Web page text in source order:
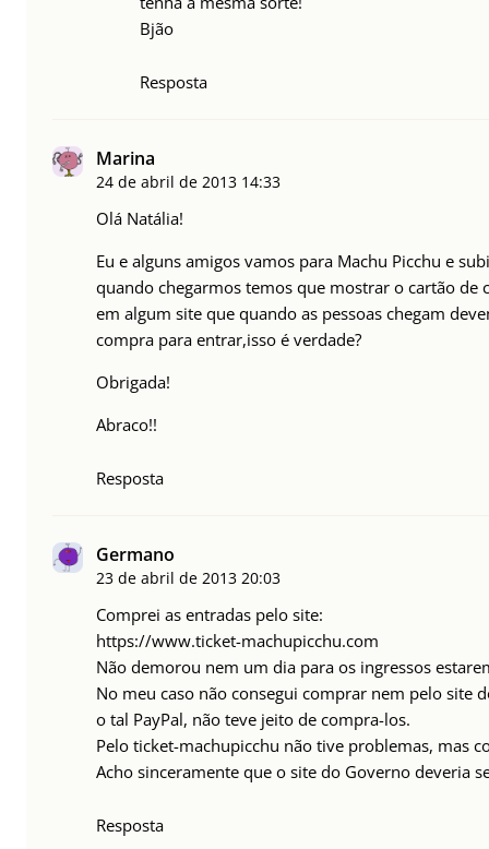
Bjão
Resposta
Marina
24 de abril de 2013 14:33
Olá Natália!
Eu e alguns amigos vamos para Machu Picchu e
quando chegarmos temos que mostrar o cartão de
em algum site que quando as pessoas chegam
compra para entrar,isso é verdade?
Obrigada!
Abraco!!
Resposta
Germano
23 de abril de 2013 20:03
Comprei as entradas pelo site:
https://www.ticket-machupicchu.com
Não demorou nem um dia para os ingressos
No meu caso não consegui comprar nem pelo site
o tal PayPal, não teve jeito de compra-los.
Pelo ticket-machupicchu não tive problemas, mas
Acho sinceramente que o site do Governo deveria
Resposta